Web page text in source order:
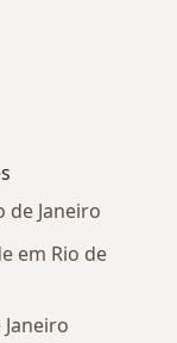
de Janeiro
em Rio de